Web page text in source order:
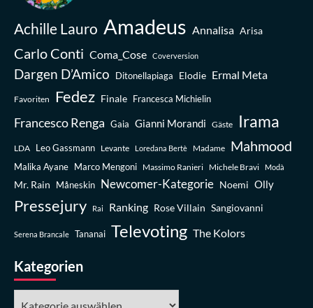
Achille Lauro Amadeus Annalisa Arisa
Carlo Conti Coma_Cose Coverversion
Dargen D’Amico Ditonellapiaga Elodie Ermal Meta
Favoriten Fedez Finale Francesca Michielin
Francesco Renga Gaia Gianni Morandi Gäste Irama
LDA Leo Gassmann Levante Loredana Bertè Madame Mahmood
Malika Ayane Marco Mengoni Massimo Ranieri Michele Bravi Modà
Mr. Rain Måneskin Newcomer-Kategorie Noemi Olly
Pressejury Rai Ranking Rose Villain Sangiovanni
Serena Brancale Tananai Televoting The Kolors
Kategorien